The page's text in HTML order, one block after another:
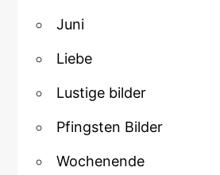
Juni
Liebe
Lustige bilder
Pfingsten Bilder
Wochenende